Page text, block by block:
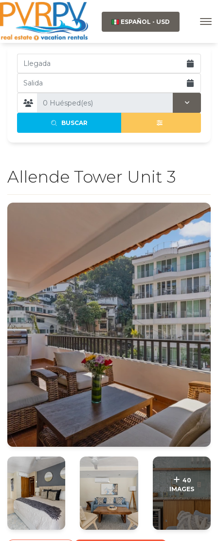
ESPAÑOL - USD
BUSCAR
Allende Tower Unit 3
. .
40
IMAGES